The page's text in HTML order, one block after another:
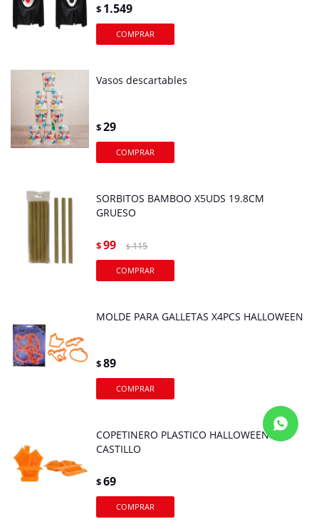
$ 1.549
Vasos descartables
$29
SORBITOS BAMBOO X5UDS 19.8CM
GRUESO
$99 $ 115
MOLDE PARA GALLETAS X4PCS HALLOWEEN
$89
COPETINERO PLASTICO HALLOWEEN
CASTILLO
$69